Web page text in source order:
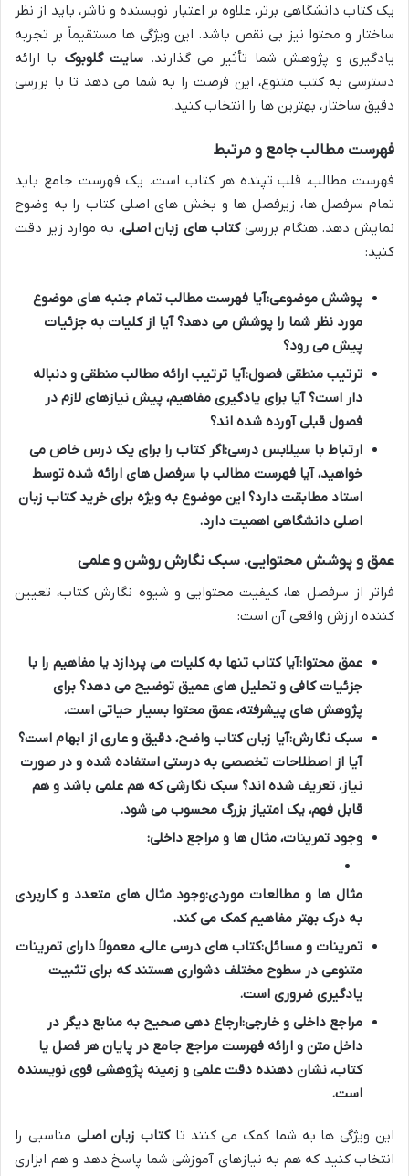
یک کتاب دانشگاهی برتر، علاوه بر اعتبار نویسنده و ناشر، باید از نظر
ساختار و محتوا نیز بی نقص باشد. این ویژگی ها مستقیماً بر تجربه
یادگیری و پژوهش شما تأثیر می گذارند. سایت گلوبوک با ارائه
دسترسی به کتب متنوع، این فرصت را به شما می دهد تا با بررسی
دقیق ساختار، بهترین ها را انتخاب کنید.
فهرست مطالب جامع و مرتبط
فهرست مطالب، قلب تپنده هر کتاب است. یک فهرست جامع باید
تمام سرفصل ها، زیرفصل ها و بخش های اصلی کتاب را به وضوح
نمایش دهد. هنگام بررسیکتاب های زبان اصلی، به موارد زیر دقت
کنید:
پوشش موضوعی:آیا فهرست مطالب تمام جنبه های موضوع
مورد نظر شما را پوشش می دهد؟ آیا از کلیات به جزئیات
پیش می رود؟
ترتیب منطقی فصول:آیا ترتیب ارائه مطالب منطقی و دنباله
دار است؟ آیا برای یادگیری مفاهیم، پیش نیازهای لازم در
فصول قبلی آورده شده اند؟
ارتباط با سیلابس درسی:اگر کتاب را برای یک درس خاص می
خواهید، آیا فهرست مطالب با سرفصل های ارائه شده توسط
استاد مطابقت دارد؟ این موضوع به ویژه برای خرید کتاب زبان
اصلی دانشگاهی اهمیت دارد.
عمق و پوشش محتوایی، سبک نگارش روشن و علمی
فراتر از سرفصل ها، کیفیت محتوایی و شیوه نگارش کتاب، تعیین
کننده ارزش واقعی آن است:
عمق محتوا:آیا کتاب تنها به کلیات می پردازد یا مفاهیم را با
جزئیات کافی و تحلیل های عمیق توضیح می دهد؟ برای
پژوهش های پیشرفته، عمق محتوا بسیار حیاتی است.
سبک نگارش:آیا زبان کتاب واضح، دقیق و عاری از ابهام است؟
آیا از اصطلاحات تخصصی به درستی استفاده شده و در صورت
نیاز، تعریف شده اند؟ سبک نگارشی که هم علمی باشد و هم
قابل فهم، یک امتیاز بزرگ محسوب می شود.
وجود تمرینات، مثال ها و مراجع داخلی:
مثال ها و مطالعات موردی:وجود مثال های متعدد و کاربردی
به درک بهتر مفاهیم کمک می کند.
تمرینات و مسائل:کتاب های درسی عالی، معمولاً دارای تمرینات
متنوعی در سطوح مختلف دشواری هستند که برای تثبیت
یادگیری ضروری است.
مراجع داخلی و خارجی:ارجاع دهی صحیح به منابع دیگر در
داخل متن و ارائه فهرست مراجع جامع در پایان هر فصل یا
کتاب، نشان دهنده دقت علمی و زمینه پژوهشی قوی نویسنده
است.
این ویژگی ها به شما کمک می کنند تاکتاب زبان اصلی مناسبی را
انتخاب کنید که هم به نیازهای آموزشی شما پاسخ دهد و هم ابزاری